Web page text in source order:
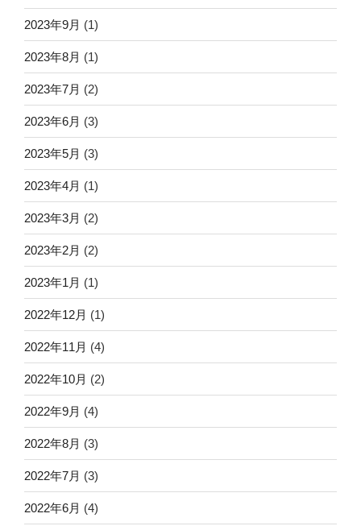
2023年9月 (1)
2023年8月 (1)
2023年7月 (2)
2023年6月 (3)
2023年5月 (3)
2023年4月 (1)
2023年3月 (2)
2023年2月 (2)
2023年1月 (1)
2022年12月 (1)
2022年11月 (4)
2022年10月 (2)
2022年9月 (4)
2022年8月 (3)
2022年7月 (3)
2022年6月 (4)